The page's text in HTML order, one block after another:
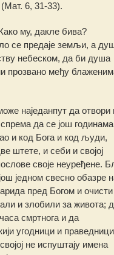
6, 31-33).
му, дакле бива?
се предаје земљи, а
небеском, да би душа
прозвано међу
наједанпут да отвори
да се још
и код Бога и код људи,
штете, и себи и својој
своје неуређене.
једном свесно обазре
пред Богом и очисти
и злобили за живота;
смртнога и да
угодници и
не испуштају имена